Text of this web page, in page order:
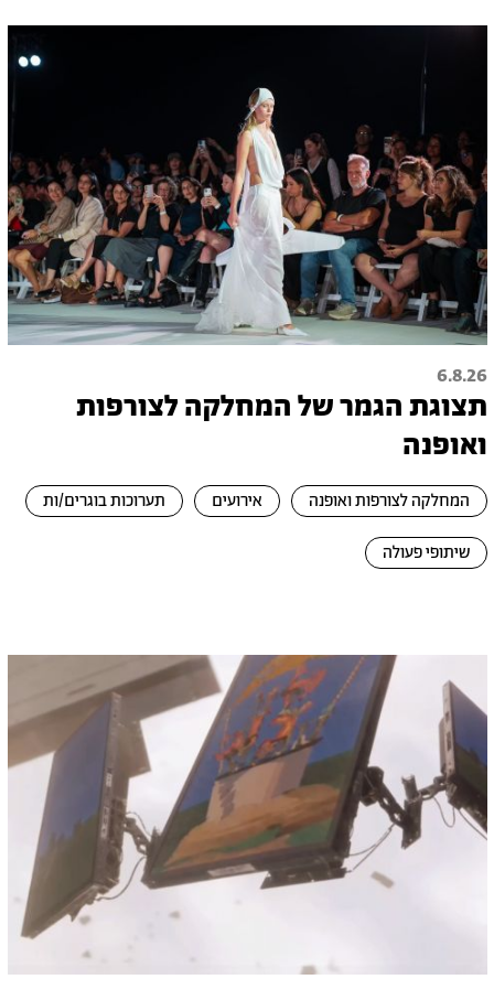
6.8.26
תצוגת הגמר של המחלקה לצורפות
ואופנה
המחלקה לצורפות ואופנה אירועים תערוכות בוגרים/ות
שיתופי פעולה